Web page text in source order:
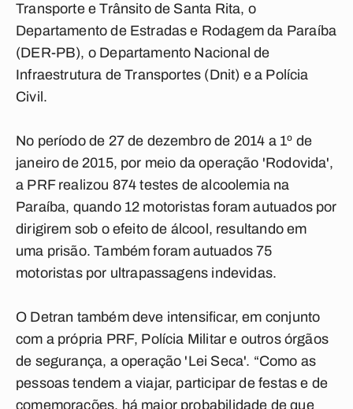
Transporte e Trânsito de Santa Rita, o
Departamento de Estradas e Rodagem da Paraíba
(DER-PB), o Departamento Nacional de
Infraestrutura de Transportes (Dnit) e a Polícia
Civil.
No período de 27 de dezembro de 2014 a 1º de
janeiro de 2015, por meio da operação 'Rodovida',
a PRF realizou 874 testes de alcoolemia na
Paraíba, quando 12 motoristas foram autuados por
dirigirem sob o efeito de álcool, resultando em
uma prisão. Também foram autuados 75
motoristas por ultrapassagens indevidas.
O Detran também deve intensificar, em conjunto
com a própria PRF, Polícia Militar e outros órgãos
de segurança, a operação 'Lei Seca'. “Como as
pessoas tendem a viajar, participar de festas e de
comemorações, há maior probabilidade de que